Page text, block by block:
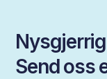
Send oss